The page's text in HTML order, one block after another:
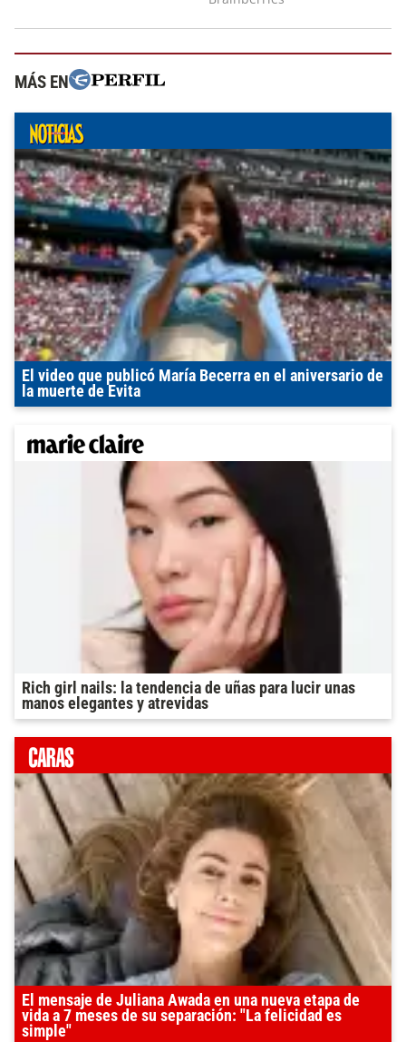
MÁS EN
El video que publicó María Becerra en el aniversario de
la muerte de Evita
Rich girl nails: la tendencia de uñas para lucir unas
manos elegantes y atrevidas
El mensaje de Juliana Awada en una nueva etapa de
vida a 7 meses de su separación: "La felicidad es
simple"